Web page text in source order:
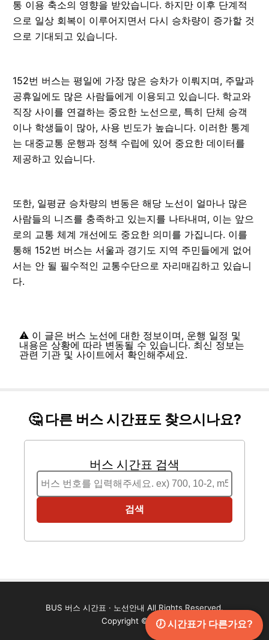
🕖 시간표가 다른가요?
통 이용 축소의 영향을 받았습니다. 하지만 이후 단계적
으로 일상 회복이 이루어지면서 다시 승차량이 증가할 것
으로 기대되고 있습니다.
152번 버스는 평일에 가장 많은 승차가 이뤄지며, 주말과
공휴일에도 많은 사람들에게 이용되고 있습니다. 학교와
직장 사이를 연결하는 중요한 노선으로, 특히 단체 승객
이나 학생들이 많아, 사용 빈도가 높습니다. 이러한 통계
는 대중교통 운행과 정책 수립에 있어 중요한 데이터를
제공하고 있습니다.
또한, 일평균 승차량의 변동은 해당 노선이 얼마나 많은
사람들의 니즈를 충족하고 있는지를 나타내며, 이는 앞으
로의 교통 체계 개선에도 중요한 의미를 가집니다. 이를
통해 152번 버스는 서울과 경기도 지역 주민들에게 없어
서는 안 될 필수적인 교통수단으로 자리매김하고 있습니
다.
⚠️ 이 글은 버스 노선에 대한 정보이며, 운행 일정 및
내용은 상황에 따라 변동될 수 있습니다. 최신 정보는
관련 기관 및 사이트에서 확인해주세요.
🤔 다른 버스 시간표도 찾으시나요?
버스 시간표 검색
검색
BUS 버스 시간표 · 노선안내 All Rights Reserved.
Copyright ©2024